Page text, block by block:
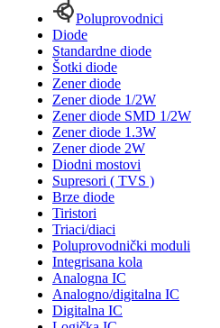
Poluprovodnici
Diode
Standardne diode
Šotki diode
Zener diode
Zener diode 1/2W
Zener diode SMD 1/2W
Zener diode 1.3W
Zener diode 2W
Diodni mostovi
Supresori ( TVS )
Brze diode
Tiristori
Triaci/diaci
Poluprovodnički moduli
Integrisana kola
Analogna IC
Analogno/digitalna IC
Digitalna IC